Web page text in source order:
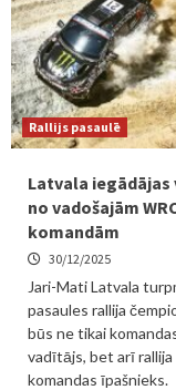
Rallijs pasaulē
Latvala iegādājas
no vadošajām
komandām
30/12/2025
Jari-Mati Latvala
pasaules rallija
būs ne tikai
vadītājs, bet arī rallija
komandas īpašnieks.